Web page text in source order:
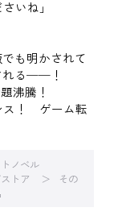
いね」
も明かされて
れる──！
沸騰！
ス！ ゲーム転
ノベル
トア
その